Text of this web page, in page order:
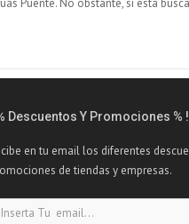
Puente. No obstante, si está
Descuentos Y Promociones % !
en tu email los diferentes
de tiendas y empresas.